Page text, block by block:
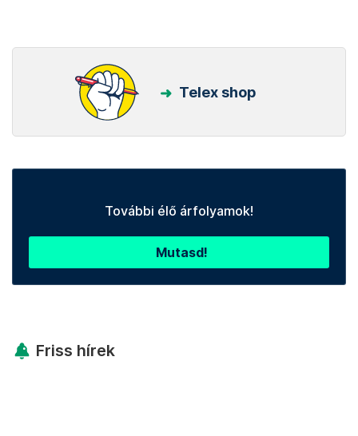
Telex shop
További élő árfolyamok!
Mutasd!
Friss hírek